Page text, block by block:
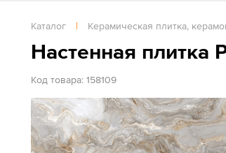
Каталог | Керамическая плитка,
Настенная плитка
Код товара: 158109